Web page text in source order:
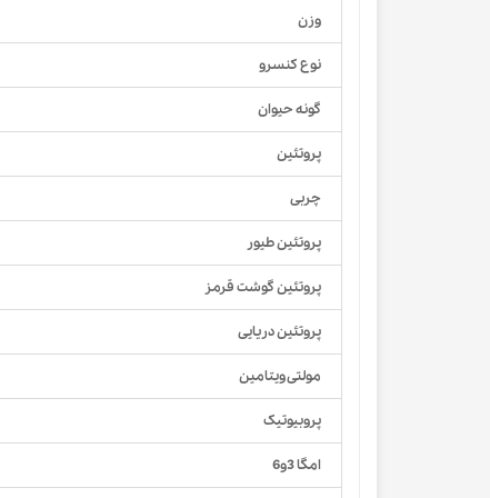
وزن
نوع کنسرو
گونه حیوان
پروتئین
چربی
پروتئین طیور
پروتئین گوشت قرمز
پروتئین دریایی
مولتی ویتامین
پروبیوتیک
امگا 3و6